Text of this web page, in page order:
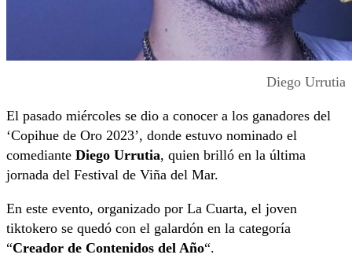
Diego Urrutia
El pasado miércoles se dio a conocer a los ganadores del
‘Copihue de Oro 2023’, donde estuvo nominado el
comediante Diego Urrutia, quien brilló en la última
jornada del Festival de Viña del Mar.
En este evento, organizado por La Cuarta, el joven
tiktokero se quedó con el galardón en la categoría
“Creador de Contenidos del Año“.